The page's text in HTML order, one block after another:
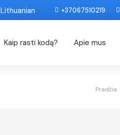
Lithuanian ▼ +37067510219
Kaip rasti kodą? Apie mus
Pradžia